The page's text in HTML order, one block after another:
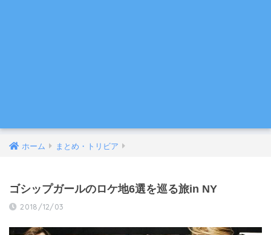
ホーム まとめ・トリビア
ゴシップガールのロケ地6選を巡る旅in NY
2018/12/03